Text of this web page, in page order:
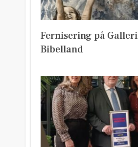
Fernisering på Galleri
Bibelland